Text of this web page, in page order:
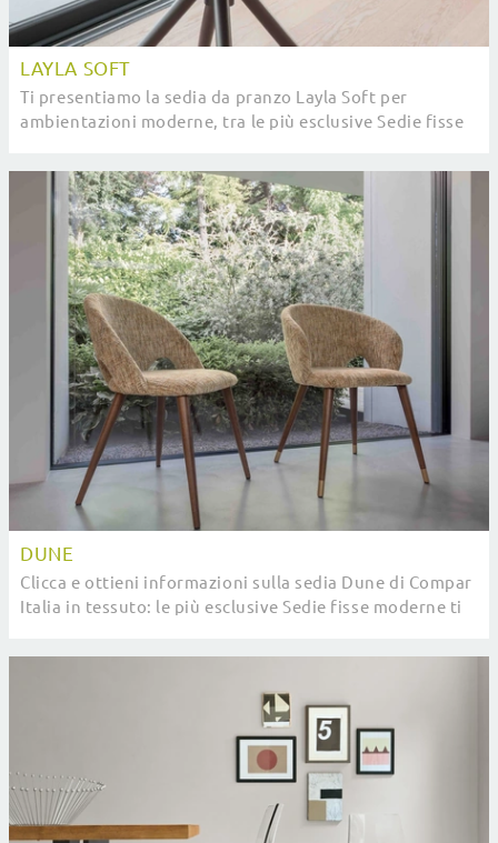
LAYLA SOFT
Ti presentiamo la sedia da pranzo Layla Soft per
ambientazioni moderne, tra le più esclusive Sedie fisse
DUNE
Clicca e ottieni informazioni sulla sedia Dune di Compar
Italia in tessuto: le più esclusive Sedie fisse moderne ti